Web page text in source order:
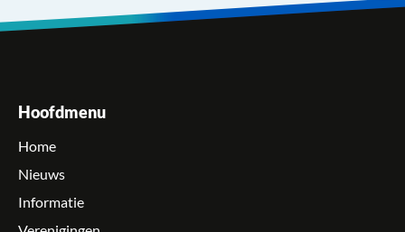
Hoofdmenu
Home
Nieuws
Informatie